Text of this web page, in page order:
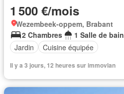
1 500 €/mois
Wezembeek-oppem, Brabant
2 Chambres
1 Salle de bain
Jardin
Cuisine équipée
Il y a 3 jours, 12 heures sur immovlan